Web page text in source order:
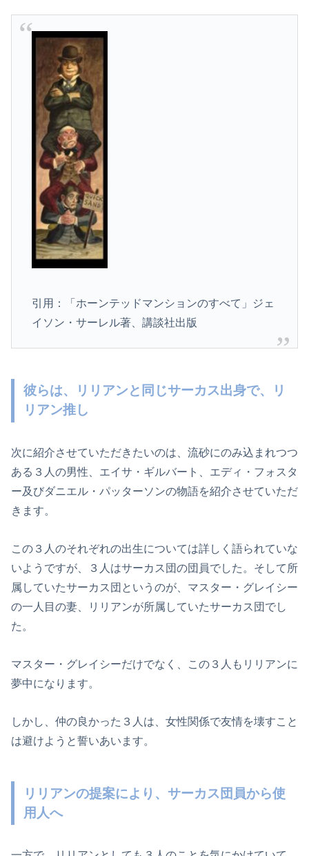
引用：「ホーンテッドマンションのすべて」ジェ
イソン・サーレル著、講談社出版
彼らは、リリアンと同じサーカス出身で、リ
リアン推し
次に紹介させていただきたいのは、流砂にのみ込まれつつ
ある３人の男性、エイサ・ギルバート、エディ・フォスタ
ー及びダニエル・パッターソンの物語を紹介させていただ
きます。
この３人のそれぞれの出生については詳しく語られていな
いようですが、３人はサーカス団の団員でした。そして所
属していたサーカス団というのが、マスター・グレイシー
の一人目の妻、リリアンが所属していたサーカス団でし
た。
マスター・グレイシーだけでなく、この３人もリリアンに
夢中になります。
しかし、仲の良かった３人は、女性関係で友情を壊すこと
は避けようと誓いあいます。
リリアンの提案により、サーカス団員から使
用人へ